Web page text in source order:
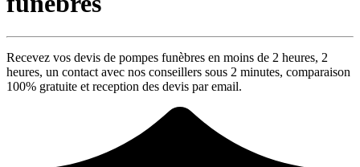
Recevez vos devis de pompes funèbres en moins de 2 heures, 2
heures, un contact avec nos conseillers sous 2 minutes, comparaison
100% gratuite et reception des devis par email.